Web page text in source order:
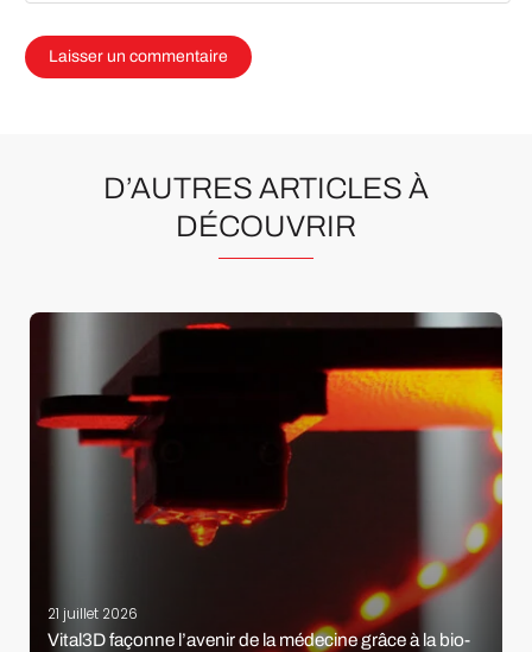
D’AUTRES ARTICLES À
DÉCOUVRIR
21 juillet 2026
Vital3D façonne l’avenir de la médecine grâce à la bio-